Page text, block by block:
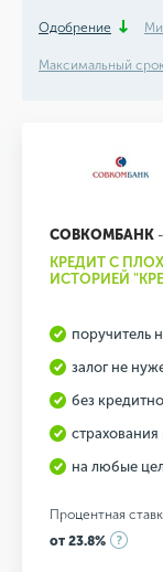
Одобрение
Максимальный
СОВКОМБАНК
КРЕДИТ С
ИСТОРИЕЙ
поручитель
залог не
без
страхования
на любые
Процентная
от 23.8%